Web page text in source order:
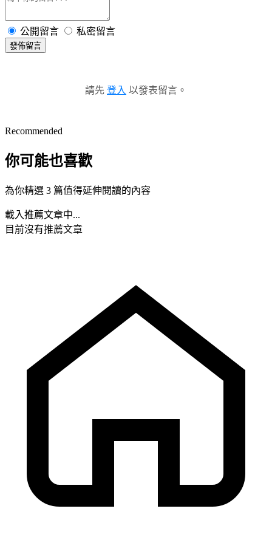
公開留言 私密留言
發佈留言
請先 登入 以發表留言。
Recommended
你可能也喜歡
為你精選 3 篇值得延伸閱讀的內容
載入推薦文章中...
目前沒有推薦文章